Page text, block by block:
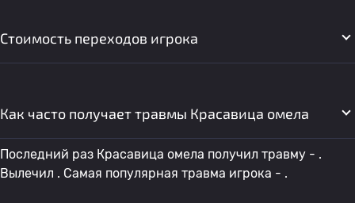
Стоимость переходов игрока
Как часто получает травмы Красавица омела
Последний раз Красавица омела получил травму - .
Вылечил . Самая популярная травма игрока - .